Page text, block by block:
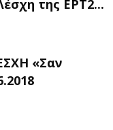
της ΕΡΤ2...
«Σαν